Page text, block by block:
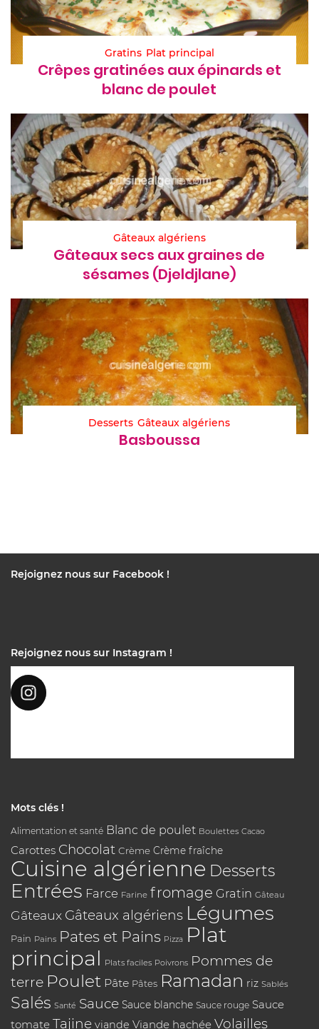
Gratins Plat principal
Crêpes gratinées aux épinards et
blanc de poulet
Gâteaux algériens
Gâteaux secs aux graines de
sésames (Djeldjlane)
Desserts Gâteaux algériens
Basboussa
Rejoignez nous sur Facebook !
Rejoignez nous sur Instagram !
Mots clés !
Alimentation et santé Blanc de poulet Boulettes Cacao
Carottes Chocolat Crème Crème fraîche
Cuisine algérienne Desserts
Entrées Farce Farine fromage Gratin Gâteau
Gâteaux Gâteaux algériens Légumes
Pain Pains Pates et Pains Pizza Plat
principal Plats faciles Poivrons Pommes de
terre Poulet Pâte Pâtes Ramadan riz Sablés
Salés Santé Sauce Sauce blanche Sauce rouge Sauce
tomate Tajine viande Viande hachée Volailles